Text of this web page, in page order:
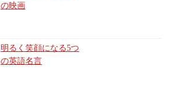
の映画
明るく笑顔になる5つ
の英語名言